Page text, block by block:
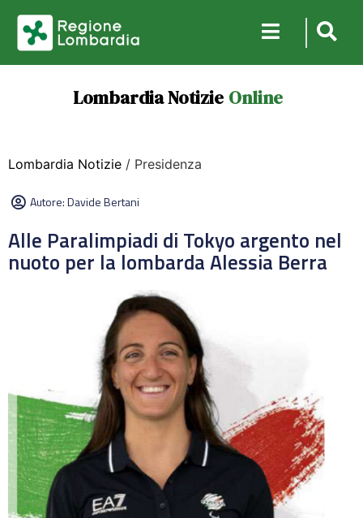
Lombardia Notizie Online
Lombardia Notizie / Presidenza
Autore:Davide Bertani
Alle Paralimpiadi di Tokyo argento nel
nuoto per la lombarda Alessia Berra